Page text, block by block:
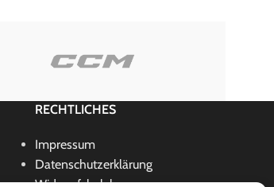
RECHTLICHES
Impressum
Datenschutzerklärung